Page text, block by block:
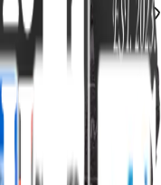
alatom za
oštricom od nehrđajućeg
je za najzahtjevnije